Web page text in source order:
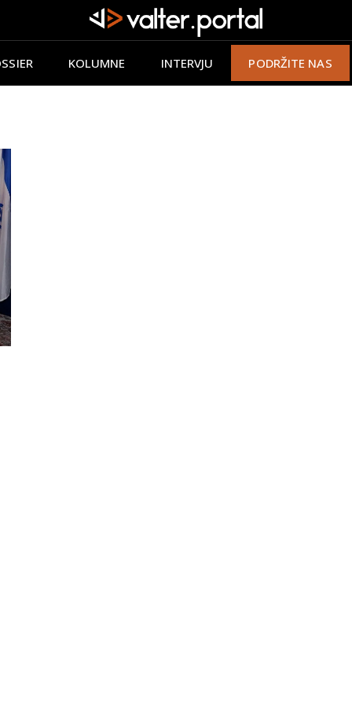
KOLUMNE INTERVJU PODRŽITE NAS